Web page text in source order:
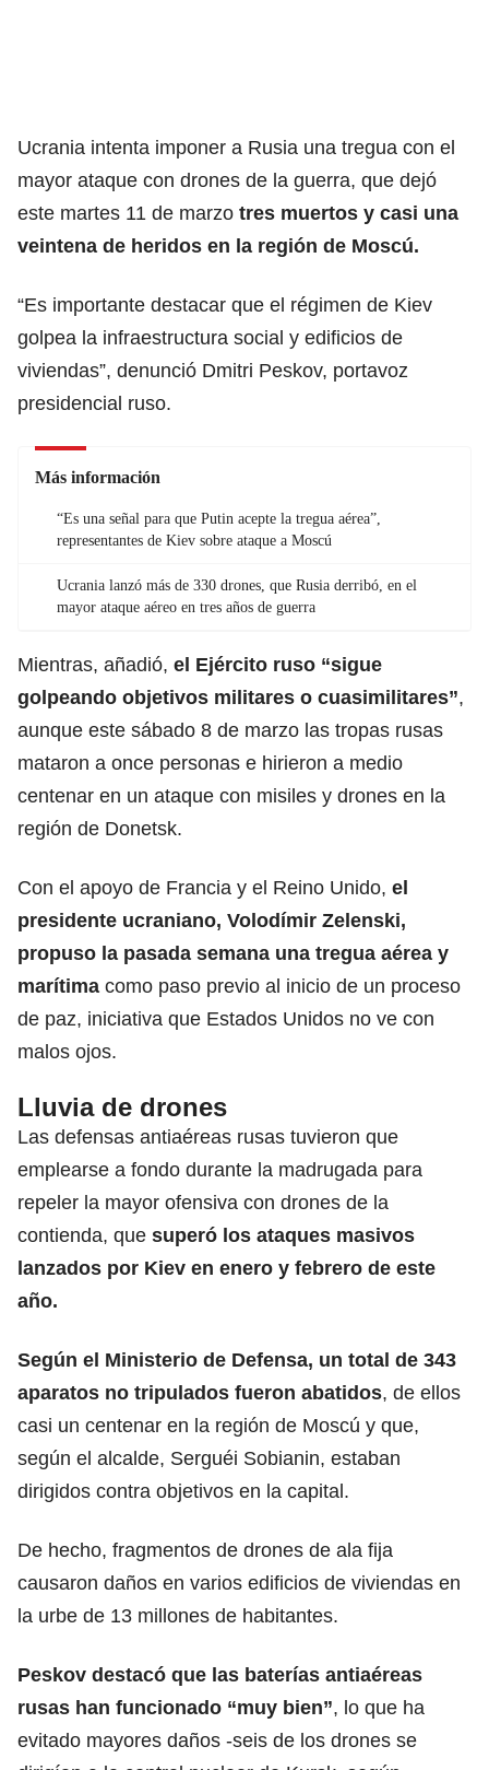
Ucrania intenta imponer a Rusia una tregua con el
mayor ataque con drones de la guerra, que dejó
este martes 11 de marzo tres muertos y casi una
veintena de heridos en la región de Moscú.
“Es importante destacar que el régimen de Kiev
golpea la infraestructura social y edificios de
viviendas”, denunció Dmitri Peskov, portavoz
presidencial ruso.
Más información
“Es una señal para que Putin acepte la tregua aérea”,
representantes de Kiev sobre ataque a Moscú
Ucrania lanzó más de 330 drones, que Rusia derribó, en el
mayor ataque aéreo en tres años de guerra
Mientras, añadió, el Ejército ruso “sigue
golpeando objetivos militares o cuasimilitares”,
aunque este sábado 8 de marzo las tropas rusas
mataron a once personas e hirieron a medio
centenar en un ataque con misiles y drones en la
región de Donetsk.
Con el apoyo de Francia y el Reino Unido, el
presidente ucraniano, Volodímir Zelenski,
propuso la pasada semana una tregua aérea y
marítima como paso previo al inicio de un proceso
de paz, iniciativa que Estados Unidos no ve con
malos ojos.
Lluvia de drones
Las defensas antiaéreas rusas tuvieron que
emplearse a fondo durante la madrugada para
repeler la mayor ofensiva con drones de la
contienda, que superó los ataques masivos
lanzados por Kiev en enero y febrero de este
año.
Según el Ministerio de Defensa, un total de 343
aparatos no tripulados fueron abatidos, de ellos
casi un centenar en la región de Moscú y que,
según el alcalde, Serguéi Sobianin, estaban
dirigidos contra objetivos en la capital.
De hecho, fragmentos de drones de ala fija
causaron daños en varios edificios de viviendas en
la urbe de 13 millones de habitantes.
Peskov destacó que las baterías antiaéreas
rusas han funcionado “muy bien”, lo que ha
evitado mayores daños -seis de los drones se